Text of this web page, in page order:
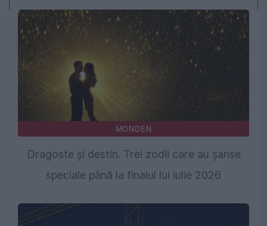
MONDEN
Dragoste și destin. Trei zodii care au șanse
speciale până la finalul lui iulie 2026